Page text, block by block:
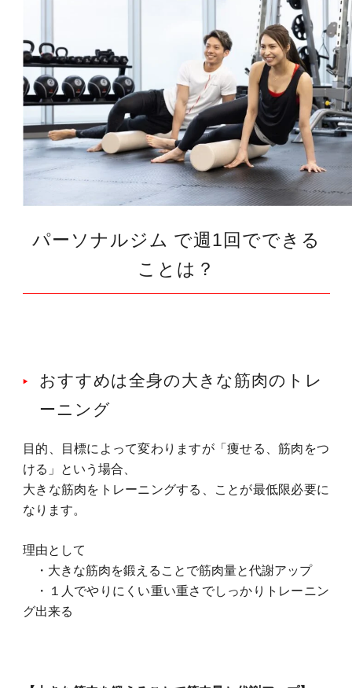
パーソナルジム で週1回でできる
ことは？
おすすめは全身の大きな筋肉のトレ
ーニング
目的、目標によって変わりますが「痩せる、筋肉をつ
ける」という場合、
大きな筋肉をトレーニングする、ことが最低限必要に
なります。
理由として
・大きな筋肉を鍛えることで筋肉量と代謝アップ
・１人でやりにくい重い重さでしっかりトレーニン
グ出来る